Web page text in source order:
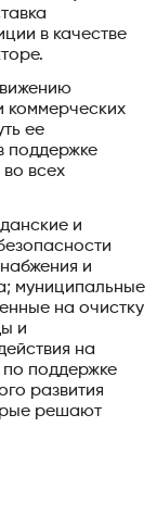
в качестве
коммерческих
ее
поддержке
всех
и
и
муниципальные
на очистку
и
на
поддержке
развития
решают